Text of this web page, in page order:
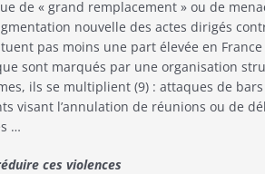
de « grand remplacement » ou de
nouvelle des actes dirigés
pas moins une part élevée en
sont marqués par une organisation
ils se multiplient (9) : attaques de
visant l’annulation de réunions ou de
…
ces violences